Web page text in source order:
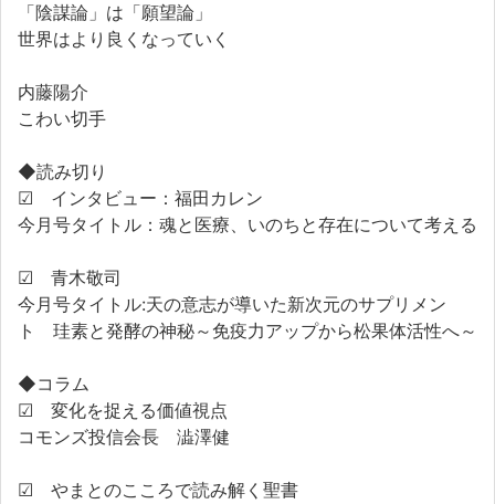
「陰謀論」は「願望論」
世界はより良くなっていく
内藤陽介
こわい切手
◆読み切り
☑ インタビュー：福田カレン
今月号タイトル：魂と医療、いのちと存在について考える
☑ 青木敬司
今月号タイトル:天の意志が導いた新次元のサプリメン
ト 珪素と発酵の神秘～免疫力アップから松果体活性へ～
◆コラム
☑ 変化を捉える価値視点
コモンズ投信会長 澁澤健
☑ やまとのこころで読み解く聖書